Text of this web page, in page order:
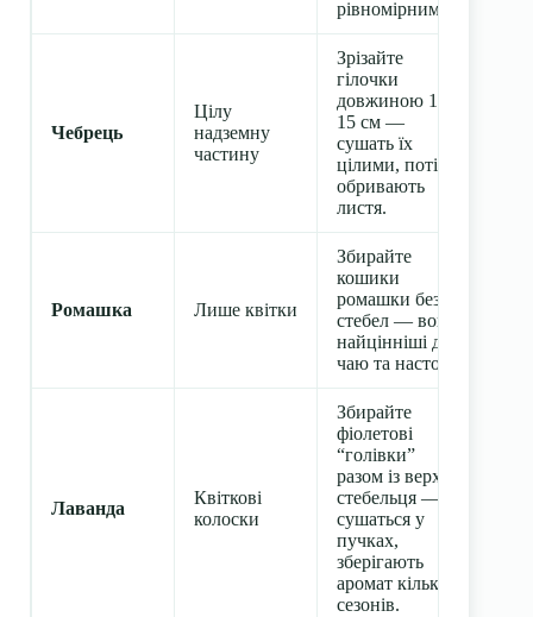
рівномірним.
Чебрець
Цілу
надземну
частину
Зрізайте
гілочки
довжиною 10–
15 см —
сушать їх
цілими, потім
обривають
листя.
Ромашка Лише квітки
Збирайте
кошики
ромашки без
стебел — вони
найцінніші для
чаю та настоїв.
Лаванда
Квіткові
колоски
Збирайте
фіолетові
“голівки”
разом із верхом
стебельця —
сушаться у
пучках,
зберігають
аромат кілька
сезонів.